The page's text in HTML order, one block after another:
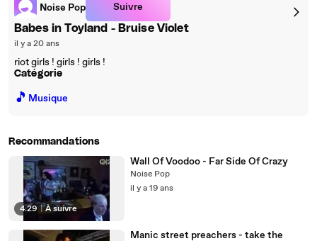
Noise Pop Suivre
Babes in Toyland - Bruise Violet
il y a 20 ans
riot girls ! girls ! girls !
Catégorie
🎵 Musique
Recommandations
4:29 | À suivre
Wall Of Voodoo - Far Side Of Crazy
Noise Pop
il y a 19 ans
Manic street preachers - take the